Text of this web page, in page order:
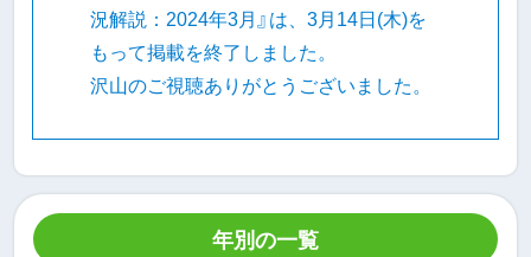
況解説：2024年3月』は、3月14日(木)を
もって掲載を終了しました。
沢山のご視聴ありがとうございました。
年別の一覧